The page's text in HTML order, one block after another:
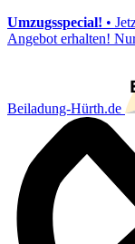
Umzugsspecial! •
Angebot erhalten!
Beiladung-Hürth.de